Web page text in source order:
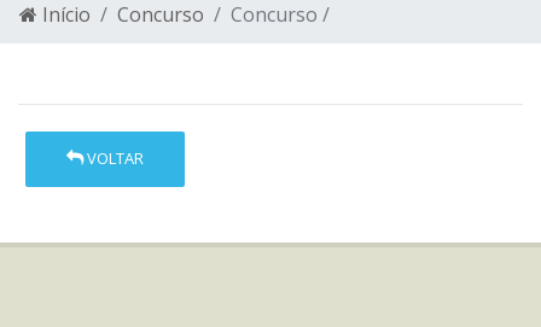
Início Concurso Concurso /
VOLTAR